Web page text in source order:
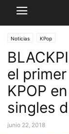
Noticias KPop
el
KPOP
singles
junio 22, 2018